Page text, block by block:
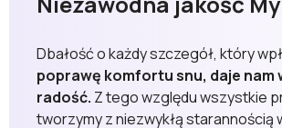
Dbałość o każdy szczegół, który
poprawę komfortu snu, daje nam
radość. Z tego względu wszystkie
tworzymy z niezwykłą starannością